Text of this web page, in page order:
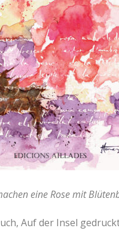
eine Rose mit
Auf der Insel